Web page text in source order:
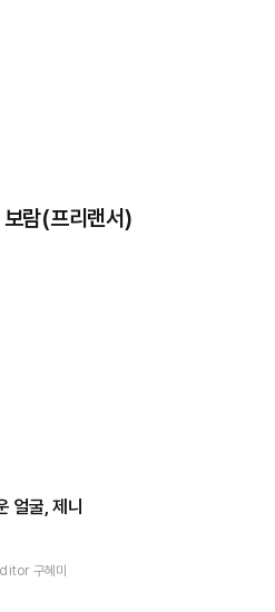
람(프리랜서)
얼굴, 제니
구혜미